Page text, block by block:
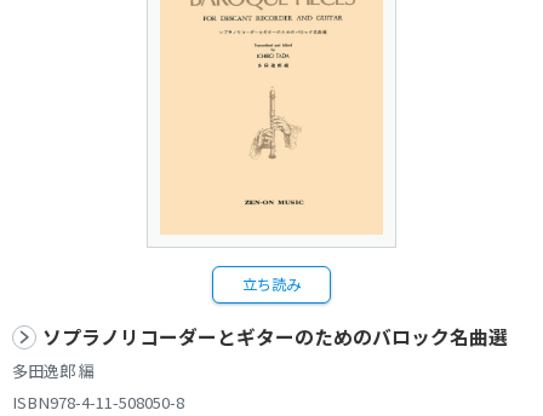
立ち読み
ソプラノリコーダーとギターのためのバロック名曲選
多田逸郎 編
ISBN978-4-11-508050-8